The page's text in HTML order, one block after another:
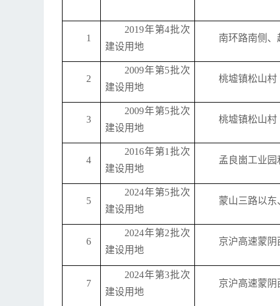
1
2019年第4批次
建设用地
南环路南侧、
2
2009年第5批次
建设用地
桃墟镇松山村
3
2009年第5批次
建设用地
桃墟镇松山村
4
2016年第1批次
建设用地
孟良崮工业园
5
2024年第5批次
建设用地
蒙山三路以东
6
2024年第2批次
建设用地
京沪高速蒙阴
7
2024年第3批次
建设用地
京沪高速蒙阴